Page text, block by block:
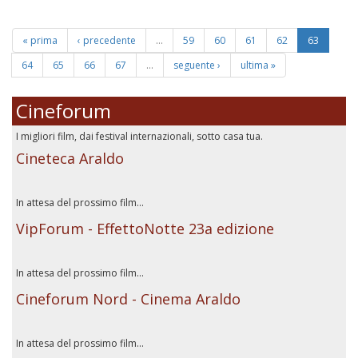
« prima ‹ precedente … 59 60 61 62
63
64
65 66 67 … seguente › ultima »
Cineforum
I migliori film, dai festival internazionali, sotto casa tua.
Cineteca Araldo
In attesa del prossimo film...
VipForum - EffettoNotte 23a edizione
In attesa del prossimo film...
Cineforum Nord - Cinema Araldo
In attesa del prossimo film...